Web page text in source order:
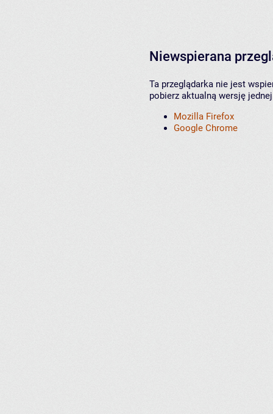
Niewspierana
Ta przeglądarka nie jest
pobierz aktualną wersję
Mozilla Firefox
Google Chrome